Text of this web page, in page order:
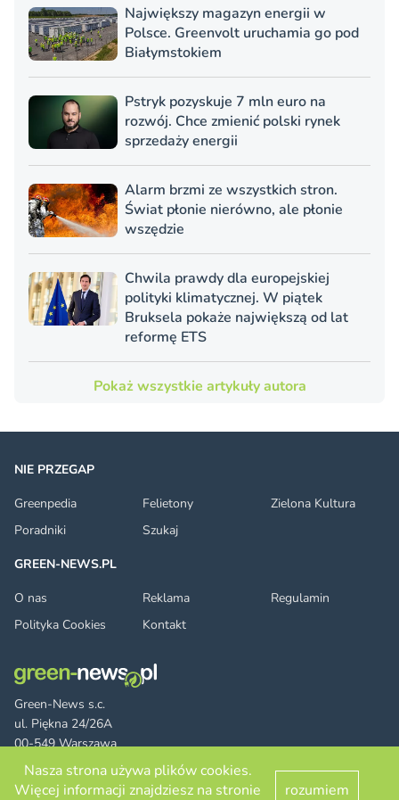
Największy magazyn energii w
Polsce. Greenvolt uruchamia go pod
Białymstokiem
Pstryk pozyskuje 7 mln euro na
rozwój. Chce zmienić polski rynek
sprzedaży energii
Alarm brzmi ze wszystkich stron.
Świat płonie nierówno, ale płonie
wszędzie
Chwila prawdy dla europejskiej
polityki klimatycznej. W piątek
Bruksela pokaże największą od lat
reformę ETS
Pokaż wszystkie artykuły autora
Green-News s.c.
ul. Piękna 24/26A
00-549 Warszawa
NIE PRZEGAP
Greenpedia
Felietony
Zielona Kultura
Poradniki
Szukaj
GREEN-NEWS.PL
O nas
Reklama
Regulamin
Polityka Cookies
Kontakt
Nasza strona używa plików cookies.
Więcej informacji znajdziesz na stronie
rozumiem